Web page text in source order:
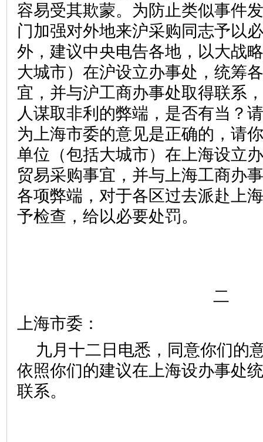
容易受其欺蒙。为防止类似事件
门加强对外地来沪采购同志予以
外，建议中央电告各地，以大战
大城市）在沪设立办事处，统筹
宜，并与沪工商办事处取得联系
人谋取非利的弊端，是否有当？
为上海市委的意见是正确的，请
单位（包括大城市）在上海设立
贸易采购事宜，并与上海工商办
各项弊端，对于各区过去派赴上
予检查，给以必要处罚。
二
上海市委：
九月十二日电悉，同意你们的
依照你们的建议在上海设办事处
联系。